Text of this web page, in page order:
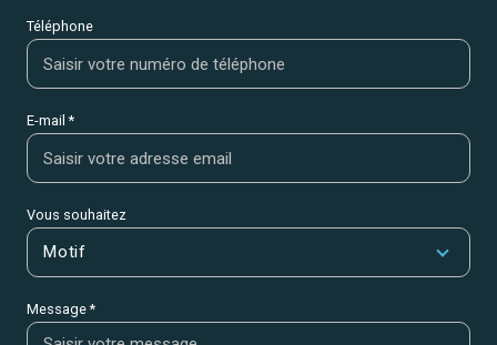
Téléphone
E-mail *
Vous souhaitez
Motif
Message *